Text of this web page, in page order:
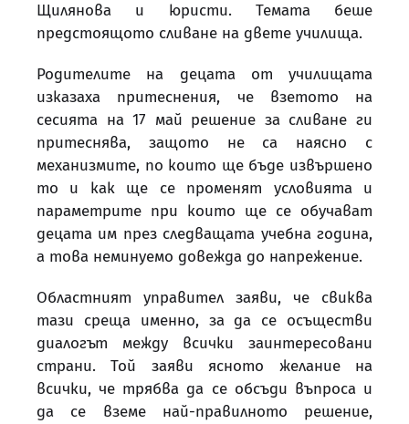
Щилянова и юристи. Темата беше
предстоящото сливане на двете училища.
Родителите на децата от училищата
изказаха притеснения, че взетото на
сесията на 17 май решение за сливане ги
притеснява, защото не са наясно с
механизмите, по които ще бъде извършено
то и как ще се променят условията и
параметрите при които ще се обучават
децата им през следващата учебна година,
а това неминуемо довежда до напрежение.
Областният управител заяви, че свиква
тази среща именно, за да се осъществи
диалогът между всички заинтересовани
страни. Той заяви ясното желание на
всички, че трябва да се обсъди въпроса и
да се вземе най-правилното решение,